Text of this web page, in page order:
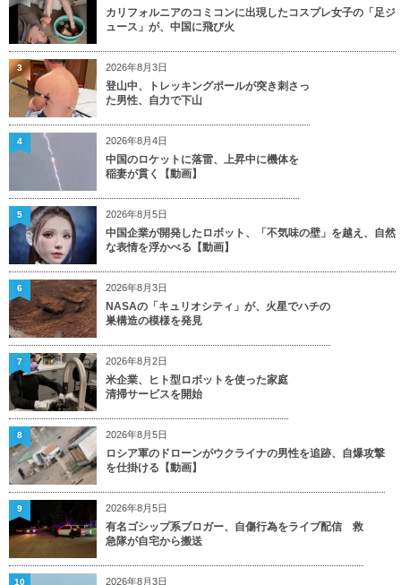
カリフォルニアのコミコンに出現したコスプレ女子の「足ジ
ュース」が、中国に飛び火
2026年8月3日
登山中、トレッキングポールが突き刺さっ
た男性、自力で下山
3
2026年8月4日
中国のロケットに落雷、上昇中に機体を
稲妻が貫く【動画】
4
2026年8月5日
中国企業が開発したロボット、「不気味の壁」を越え、自然
な表情を浮かべる【動画】
5
2026年8月3日
NASAの「キュリオシティ」が、火星でハチの
巣構造の模様を発見
6
2026年8月2日
米企業、ヒト型ロボットを使った家庭
清掃サービスを開始
7
2026年8月5日
ロシア軍のドローンがウクライナの男性を追跡、自爆攻撃
を仕掛ける【動画】
8
2026年8月5日
有名ゴシップ系ブロガー、自傷行為をライブ配信 救
急隊が自宅から搬送
9
2026年8月3日
10